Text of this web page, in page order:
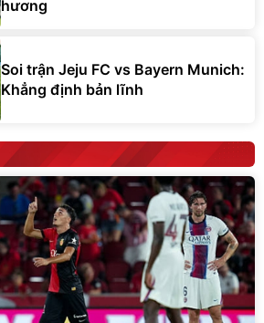
hương
Soi trận Jeju FC vs Bayern Munich:
Khẳng định bản lĩnh